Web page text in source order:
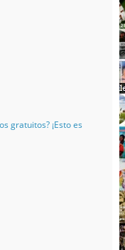
gratuitos? ¡Esto es